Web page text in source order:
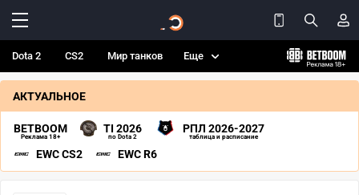
Dota 2 CS2 Мир танков Еще
АКТУАЛЬНОЕ
BETBOOM
Реклама 18+
TI 2026
по Dota 2
РПЛ 2026-2027
таблица и расписание
EWC CS2 EWC R6